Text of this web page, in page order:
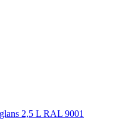
2,5 L RAL 9001